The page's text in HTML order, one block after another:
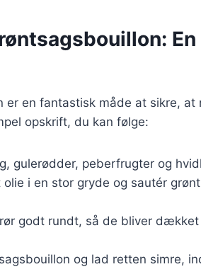
er en fantastisk måde at sikre, at
opskrift, du kan følge:
gulerødder, peberfrugter og
olie i en stor gryde og sautér
godt rundt, så de bliver dækket
og lad retten simre,